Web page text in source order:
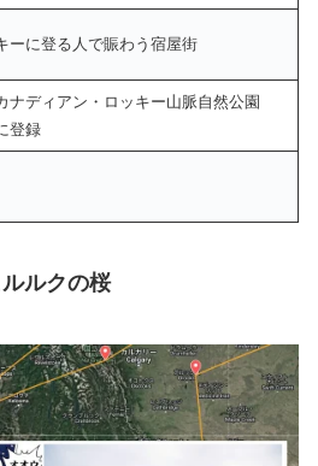
ーに登る人で賑わう宿屋街
ナディアン・ロッキー山脈自然公園
登録
ルクの桜